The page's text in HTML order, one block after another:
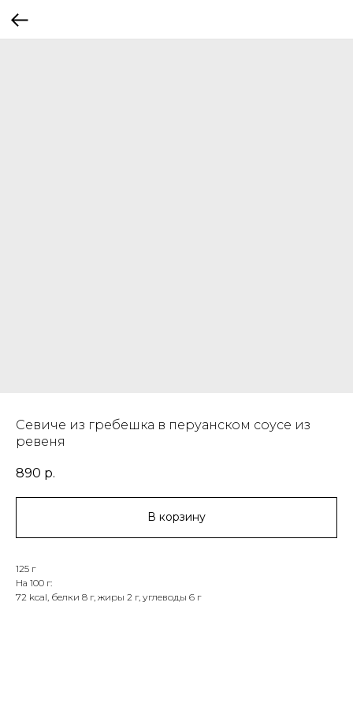
Севиче из гребешка в перуанском соусе из
ревеня
890 р.
В корзину
125 г
На 100 г:
72 kcal, белки 8 г, жиры 2 г, углеводы 6 г